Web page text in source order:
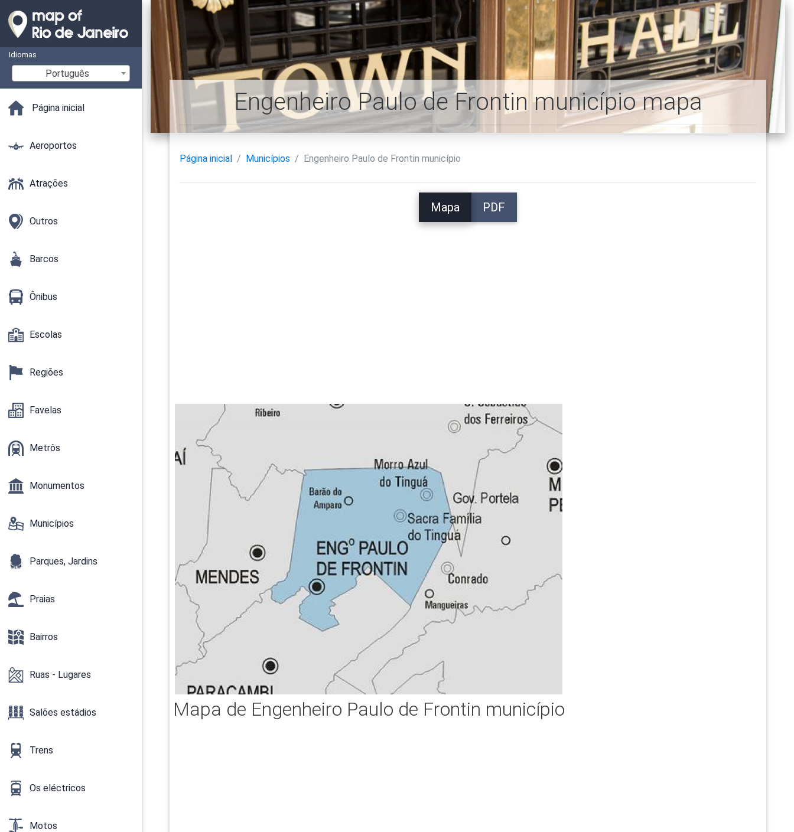
Idiomas
Português
Página inicial
Aeroportos
Atrações
Outros
Barcos
Ônibus
Escolas
Regiões
Favelas
Metrôs
Monumentos
Municípios
Parques, Jardins
Praias
Bairros
Ruas - Lugares
Salões estádios
Trens
Os eléctricos
Motos
Engenheiro Paulo de Frontin município mapa
Página inicial Municípios Engenheiro Paulo de Frontin município
Mapa PDF
Mapa de Engenheiro Paulo de Frontin município